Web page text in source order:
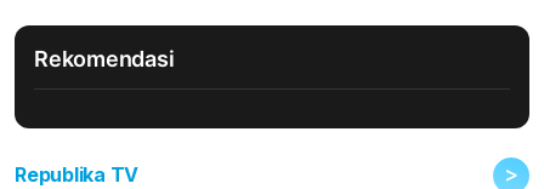
Rekomendasi
Republika TV >